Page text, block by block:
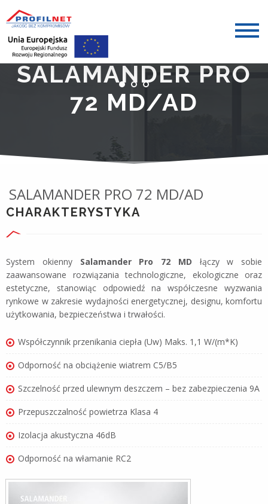
SALAMANDER PRO
72 MD/AD
SALAMANDER PRO 72 MD/AD
CHARAKTERYSTYKA
System okiennySalamander Pro 72 MD łączy w sobie
zaawansowane rozwiązania technologiczne, ekologiczne oraz
estetyczne, stanowiąc odpowiedź na współczesne wyzwania
rynkowe w zakresie wydajności energetycznej, designu, komfortu
użytkowania, bezpieczeństwa i trwałości.
Współczynnik przenikania ciepła (Uw) Maks. 1,1 W/(m*K)
Odporność na obciążenie wiatrem C5/B5
Szczelność przed ulewnym deszczem – bez zabezpieczenia 9A
Przepuszczalność powietrza Klasa 4
Izolacja akustyczna 46dB
Odporność na włamanie RC2